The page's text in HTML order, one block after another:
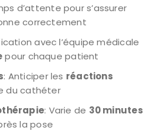
d’attente pour s’assurer
correctement
avec l’équipe médicale
pour chaque patient
: Anticiper les réactions
du cathéter
: Varie de 30 minutes
la pose